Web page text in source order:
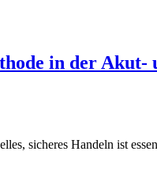
in der
sicheres Handeln ist